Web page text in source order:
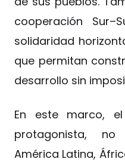
cooperación
solidaridad
que permitan
desarrollo sin
En este marco,
protagonista,
América Latina,